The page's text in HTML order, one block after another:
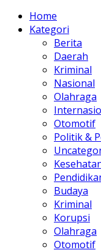
Home
Kategori
Berita
Daerah
Kriminal
Nasional
Olahraga
Otomotif
Politik &
Budaya
Kriminal
Korupsi
Olahraga
Otomotif